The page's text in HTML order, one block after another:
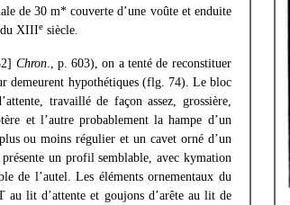
de 30 m* couverte d’une voûte et enduite
du XIIIe siècle.
Chron., p. 603), on a tenté de reconstituer
demeurent hypothétiques (flg. 74). Le bloc
travaillé de façon assez, grossière,
et l’autre probablement la hampe d’un
ou moins régulier et un cavet orné d’un
un profil semblable, avec kymation
de l’autel. Les éléments ornementaux du
au lit d’attente et goujons d’arête au lit de